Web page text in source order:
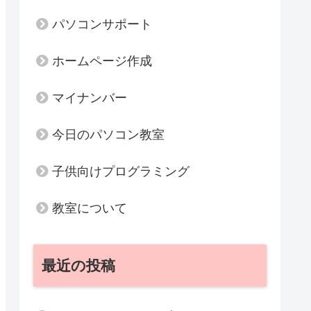
パソコンサポート
ホームページ作成
マイナンバー
今日のパソコン教室
子供向けプログラミング
教室について
最近の投稿